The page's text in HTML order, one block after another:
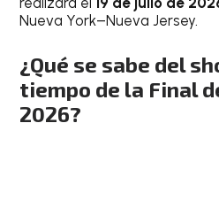
Nueva York–Nueva Jersey.
¿Qué se sabe del
tiempo de la Final
2026?